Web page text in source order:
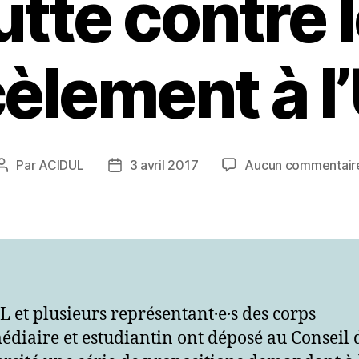
contre
à
Auteur
Par ACIDUL
Date3 avril 2017 Aucun
et plusieurs représentant·e·s des corps
et estudiantin ont déposé au Conseil